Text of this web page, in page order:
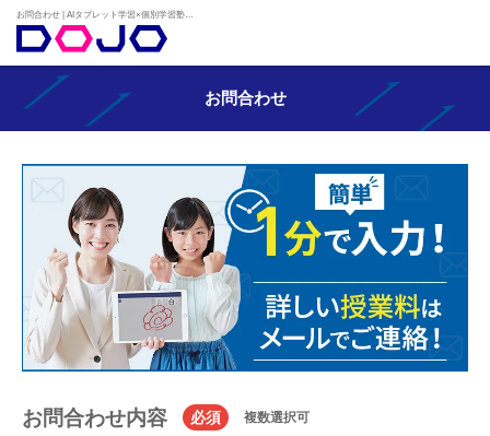
お問合わせ
お問合わせ内容 必須 複数選択可